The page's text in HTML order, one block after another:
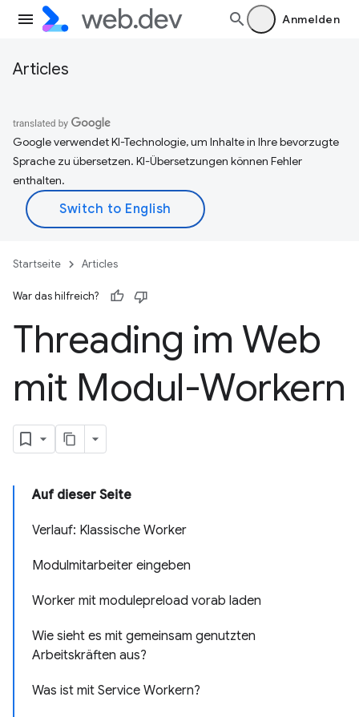
Anmelden
Articles
Google verwendet KI-Technologie, um Inhalte in Ihre bevorzugte
Sprache zu übersetzen. KI-Übersetzungen können Fehler
enthalten.
Startseite Articles
War das hilfreich?
Threading im Web
mit Modul-Workern
Auf dieser Seite
Verlauf: Klassische Worker
Modulmitarbeiter eingeben
Worker mit modulepreload vorab laden
Wie sieht es mit gemeinsam genutzten
Arbeitskräften aus?
Was ist mit Service Workern?